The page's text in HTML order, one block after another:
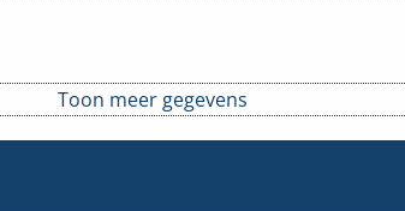
Toon meer gegevens